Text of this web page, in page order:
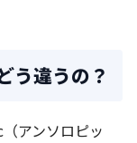
う違うの？
アンソロピッ